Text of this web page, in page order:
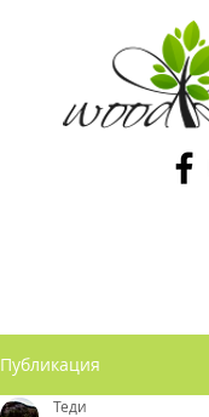
Публикация
Теди